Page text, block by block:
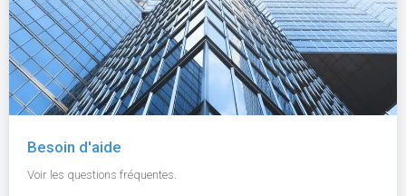
Besoin d'aide
Voir les questions fréquentes.